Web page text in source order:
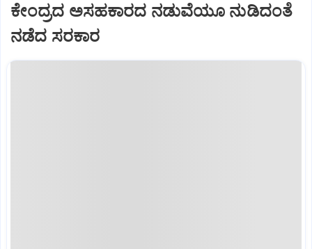
ಕೇಂದ್ರದ ಅಸಹಕಾರದ ನಡುವೆಯೂ ನುಡಿದಂತೆ
ನಡೆದ ಸರಕಾರ